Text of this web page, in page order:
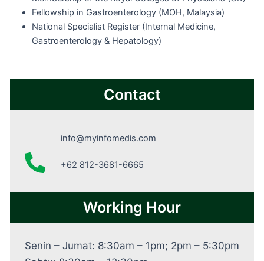
Fellowship in Gastroenterology (MOH, Malaysia)
National Specialist Register (Internal Medicine,
Gastroenterology & Hepatology)
Contact
info@myinfomedis.com
+62 812-3681-6665
Working Hour
Senin – Jumat: 8:30am – 1pm; 2pm – 5:30pm